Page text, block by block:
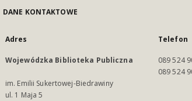
DANE KONTAKTOWE
Adres
Wojewódzka Biblioteka Publiczna
im. Emilii Sukertowej-Biedrawiny
ul. 1 Maja 5
Telefon
089 524
089 524